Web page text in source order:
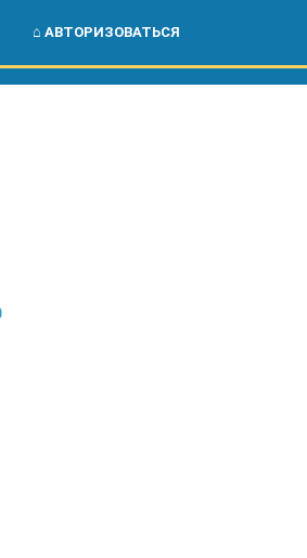
⌂ АВТОРИЗОВАТЬСЯ